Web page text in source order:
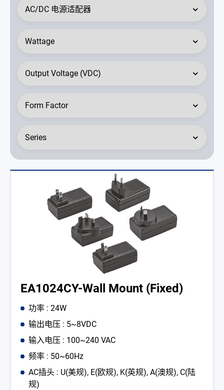
EA1024CY-Wall Mount (Fixed)
功率 : 24W
输出电压 : 5~8VDC
输入电压 : 100~240 VAC
频率 : 50~60Hz
AC插头 : U(美规), E(欧规), K(英规), A(澳规), C(陆
规)